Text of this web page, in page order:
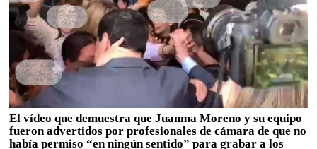
El vídeo que demuestra que Juanma Moreno y su equipo
fueron advertidos por profesionales de cámara de que no
había permiso “en ningún sentido” para grabar a los